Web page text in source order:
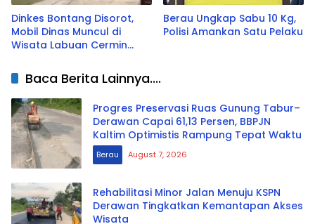
Dinkes Bontang Disorot,
Mobil Dinas Muncul di
Wisata Labuan Cermin
Berau Ungkap Sabu 10 Kg,
Polisi Amankan Satu Pelaku
Baca Berita Lainnya....
Progres Preservasi Ruas Gunung Tabur–
Derawan Capai 61,13 Persen, BBPJN
Kaltim Optimistis Rampung Tepat Waktu
Berau August 7, 2026
Rehabilitasi Minor Jalan Menuju KSPN
Derawan Tingkatkan Kemantapan Akses
Wisata